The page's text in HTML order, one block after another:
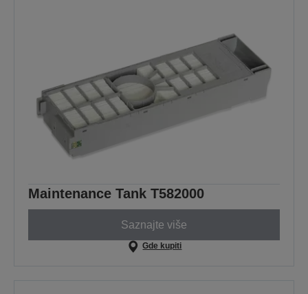
Maintenance Tank T582000
Saznajte više
Gde kupiti